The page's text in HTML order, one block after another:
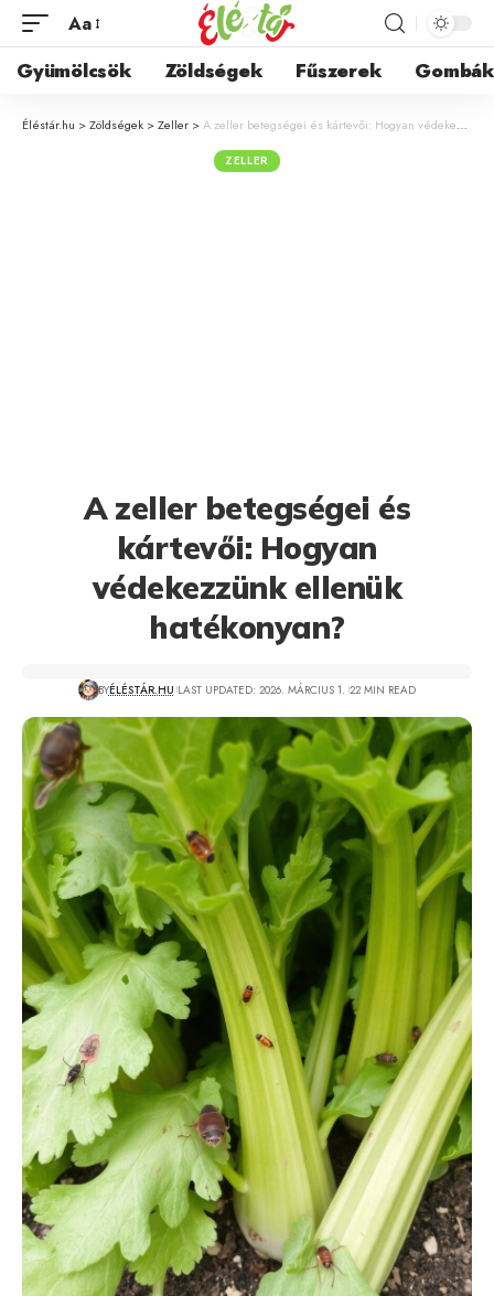
Aa
Gyümölcsök Zöldségek Fűszerek Gombák
Éléstár.hu >Zöldségek >Zeller >A zeller betegségei és kártevői: Hogyan védekezzünk ellenük hatékonyan?
ZELLER
A zeller betegségei és
kártevői: Hogyan
védekezzünk ellenük
hatékonyan?
BYÉLÉSTÁR.HU LAST UPDATED: 2026. MÁRCIUS 1. 22 MIN READ